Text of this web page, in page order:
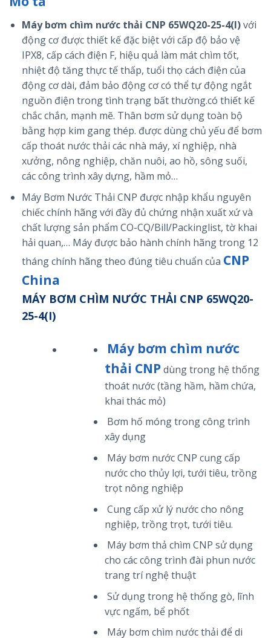
Máy bơm chìm nước thải CNP 65WQ20-25-4(I)với
động cơ được thiết kế đặc biệt với cấp độ bảo vệ
IPX8, cấp cách điện F, hiệu quả làm mát chìm tốt,
nhiệt độ tăng thực tế thấp, tuổi thọ cách điện của
động cơ dài, đảm bảo động cơ có thể tự động ngắt
nguồn điện trong tình trạng bất thường.có thiết kế
chắc chắn, mạnh mẽ. Thân bơm sử dụng toàn bộ
bằng hợp kim gang thép. được dùng chủ yếu để bơm
cấp thoát nước thải các nhà máy, xí nghiệp, nhà
xưởng, nông nghiệp, chăn nuôi, ao hồ, sông suối,
các công trình xây dựng, hầm mỏ…
Máy Bơm Nước Thải CNP được nhập khẩu nguyên
chiếc chính hãng với đầy đủ chứng nhận xuất xứ và
chất lượng sản phẩm CO-CQ/Bill/Packinglist, tờ khai
hải quan,… Máy được bảo hành chính hãng trong 12
tháng chính hãng theo đúng tiêu chuẩn của CNP
China
MÁY BƠM CHÌM NƯỚC THẢI CNP 65WQ20-
25-4(I)
Máy bơm chìm nước
thải CNPdùng trong hệ thống
thoát nước (tầng hầm, hầm chứa,
khai thác mỏ)
Bơm hố móng trong công trình
xây dụng
Máy bơm nước CNP cung cấp
nước cho thủy lợi, tưới tiêu, trồng
trọt nông nghiệp
Cung cấp xử lý nước cho nông
nghiệp, trồng trọt, tưới tiêu.
Máy bơm thả chìm CNP sử dụng
cho các công trình đài phun nước
trang trí nghệ thuật
Sử dụng trong hệ thống gò, lĩnh
vực ngấm, bể phốt
Máy bơm chìm nước thải để di